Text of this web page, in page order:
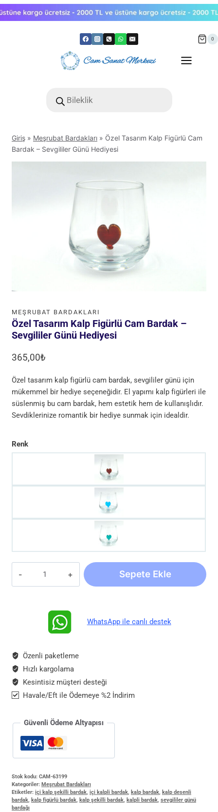
Skip
to
0
search
Giriş » Meşrubat Bardakları » Özel Tasarım Kalp Figürlü Cam
Bardak – Sevgililer Günü Hediyesi
MEŞRUBAT BARDAKLARI
Özel Tasarım Kalp Figürlü Cam Bardak –
Sevgililer Günü Hediyesi
365,00₺
Özel tasarım kalp figürlü cam bardak, sevgililer günü için
mükemmel bir hediye seçeneğidir. El yapımı kalp figürleri ile
süslenmiş bu cam bardak, hem estetik hem de kullanışlıdır.
Sevdiklerinize romantik bir hediye sunmak için idealdir.
Renk
Sevgililer
Günü
Hediyesi
adet
Sepete Ekle
WhatsApp ile canlı destek
Özenli paketleme
Hızlı kargolama
Kesintisiz müşteri desteği
Havale/Eft ile Ödemeye %2 İndirim
Güvenli Ödeme Altyapısı
Stok kodu: CAM-63199
Kategoriler: Meşrubat Bardakları
Etiketler: içi kalp şekilli bardak, içi kalpli bardak, kalp bardak, kalp desenli
bardak, kalp figürlü bardak, kalp şekilli bardak, kalpli bardak, sevgililer günü
bardağı